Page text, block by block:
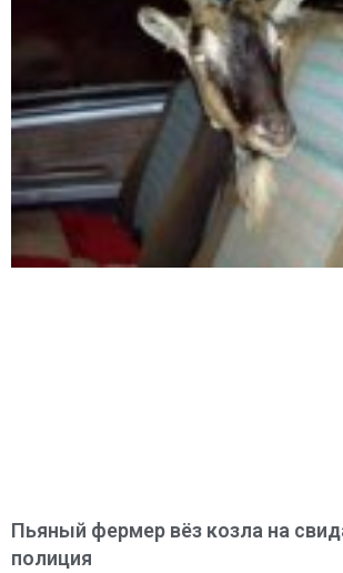
Пьяный фермер вёз козла на
полиция